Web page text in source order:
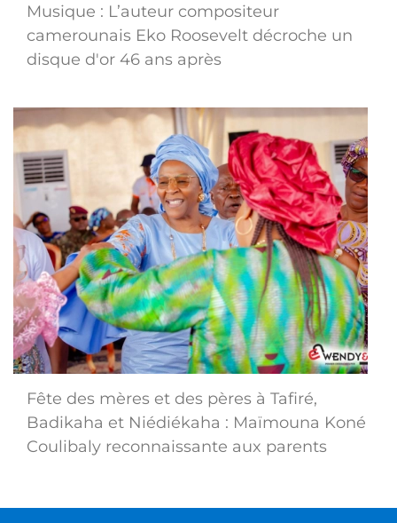
Musique : L’auteur compositeur
camerounais Eko Roosevelt décroche un
disque d'or 46 ans après
Fête des mères et des pères à Tafiré,
Badikaha et Niédiékaha : Maïmouna Koné
Coulibaly reconnaissante aux parents